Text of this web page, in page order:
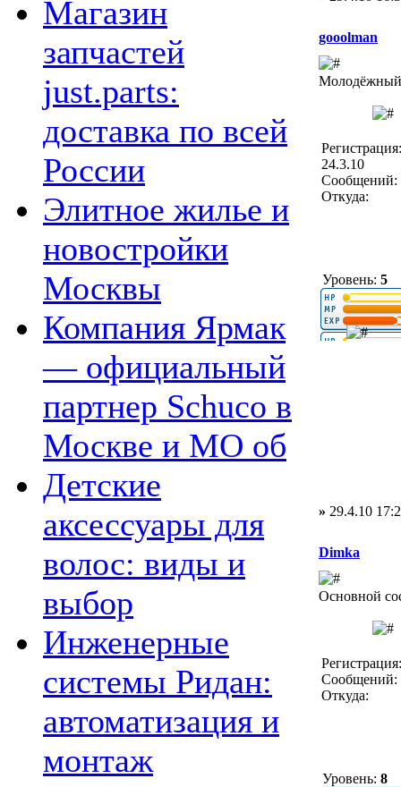
Магазин
запчастей
just.parts:
доставка по всей
России
Элитное жилье и
новостройки
Москвы
Компания Ярмак
— официальный
партнер Schuco в
Москве и МО об
Детские
аксессуары для
волос: виды и
выбор
Инженерные
системы Ридан:
автоматизация и
монтаж
gooolman
Молодёжный
Регистрация:
24.3.10
Сообщений:
Откуда:
Уровень: 5
» 29.4.10
Dimka
Основной
Сообщений:
Откуда:
Уровень: 8